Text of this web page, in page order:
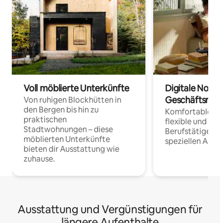
Voll möblierte Unterkünfte
Von ruhigen Blockhütten in
den Bergen bis hin zu
praktischen
Stadtwohnungen – diese
möblierten Unterkünfte
bieten dir Ausstattung wie
zuhause.
Digitale
Komfortable
flexible und
Berufstätige
speziellen
Ausstattung und Vergünstigungen für